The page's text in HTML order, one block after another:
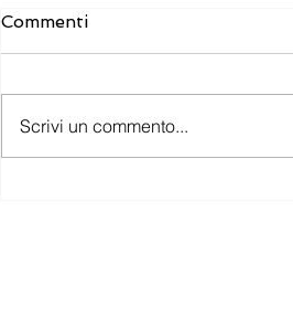
Commenti
Scrivi un commento...